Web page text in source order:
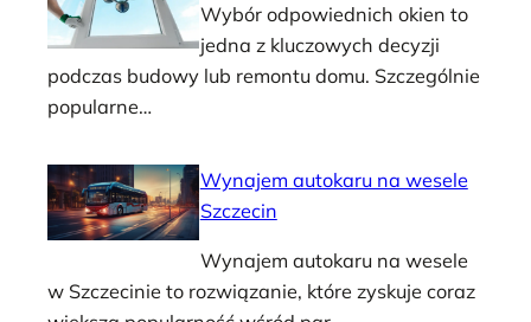
Wybór odpowiednich okien to
jedna z kluczowych decyzji
podczas budowy lub remontu domu. Szczególnie
popularne…
Wynajem autokaru na wesele
Szczecin
Wynajem autokaru na wesele
w Szczecinie to rozwiązanie, które zyskuje coraz